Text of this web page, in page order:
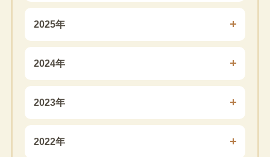
2025年
2024年
2023年
2022年